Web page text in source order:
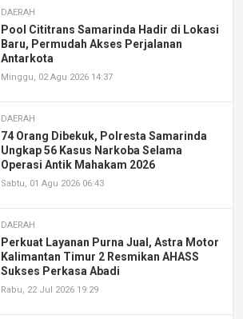
DAERAH
Pool Cititrans Samarinda Hadir di Lokasi
Baru, Permudah Akses Perjalanan
Antarkota
Minggu, 02 Agu 2026 14:37
DAERAH
74 Orang Dibekuk, Polresta Samarinda
Ungkap 56 Kasus Narkoba Selama
Operasi Antik Mahakam 2026
Sabtu, 01 Agu 2026 06:43
DAERAH
Perkuat Layanan Purna Jual, Astra Motor
Kalimantan Timur 2 Resmikan AHASS
Sukses Perkasa Abadi
Rabu, 22 Jul 2026 19:29